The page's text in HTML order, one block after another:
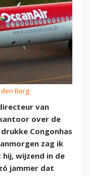
Berg
van
over de
Congonhas
zag ik
wijzend in de
jammer dat